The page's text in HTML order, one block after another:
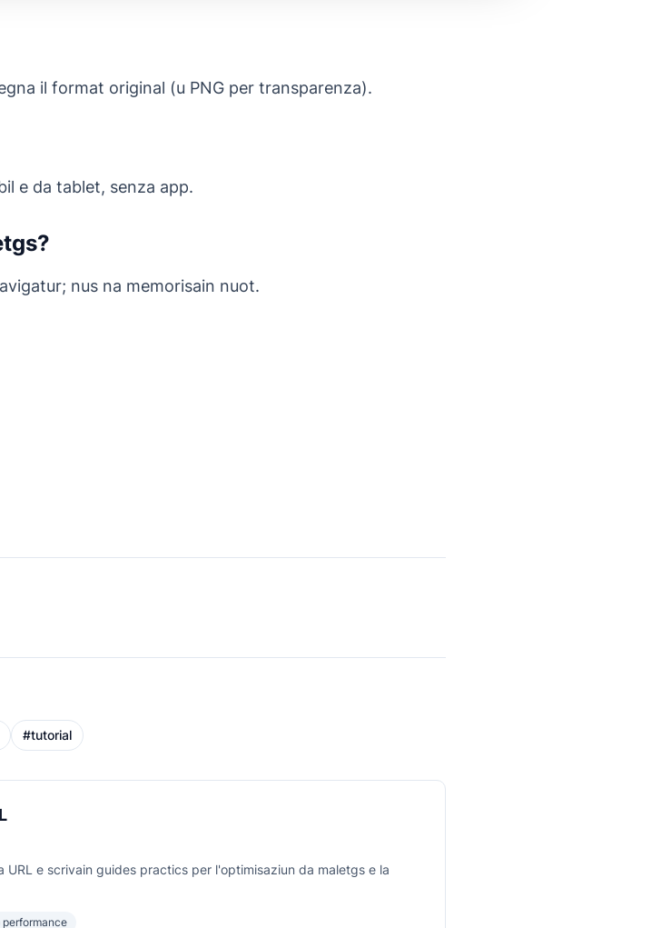
il format original (u PNG per transparenza).
e da tablet, senza app.
nus na memorisain nuot.
#tutorial
URL e scrivain guides practics per l'optimisaziun da maletgs e la
performance